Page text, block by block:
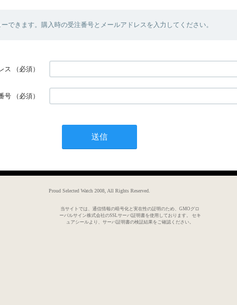
できます。購入時の受注番号とメールアドレスを入力してください。
ス （必須）
号 （必須）
Proud Selected Watch 2008, All Rights Reserved.
当サイトでは、通信情報の暗号化と実在性の証明のため、GMOグロ
ーバルサイン株式会社のSSLサーバ証明書を使用しております。 セキ
ュアシールより、サーバ証明書の検証結果をご確認ください。